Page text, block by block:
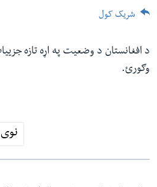
شئ
ځای
شریک کول
د افغانستان د وضعیت په اړه تازه
وګورئ.
نوی